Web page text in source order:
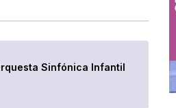
Sinfónica Infantil